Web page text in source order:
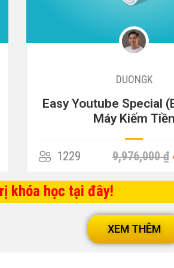
DUONGK
CAPCUT từ A – Z
979 3,000,000
khóa học tại đây!
XEM THÊM